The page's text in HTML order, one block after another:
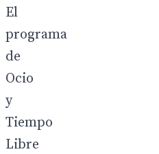
El
programa
de
Ocio
y
Tiempo
Libre